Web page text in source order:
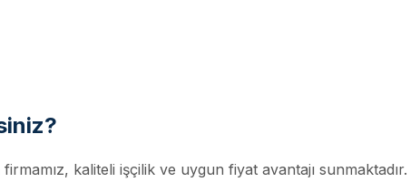
kaliteli işçilik ve uygun fiyat avantajı sunmaktadır.